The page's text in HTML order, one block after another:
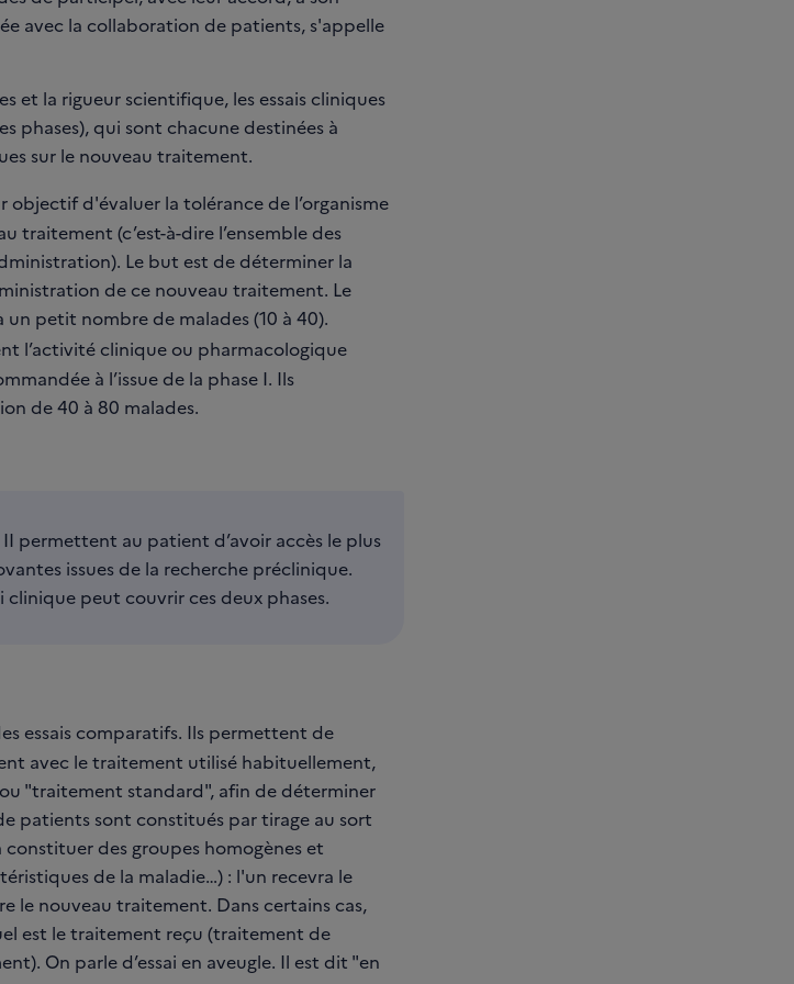
n
r
avec la collaboration de patients, s'appelle
et la rigueur scientifique, les essais cliniques
phases), qui sont chacune destinées à
sur le nouveau traitement.
objectif d'évaluer la tolérance de l’organisme
traitement (c’est-à-dire l’ensemble des
Le but est de déterminer la
de ce nouveau traitement. Le
petit nombre de malades (10 à 40).
l’activité clinique ou pharmacologique
à l’issue de la phase I. Ils
de 40 à 80 malades.
II permettent au patient d’avoir accès le plus
issues de la recherche préclinique.
clinique peut couvrir ces deux phases.
essais comparatifs. Ils permettent de
avec le traitement utilisé habituellement,
"traitement standard", afin de déterminer
patients sont constitués par tirage au sort
des groupes homogènes et
de la maladie…) : l'un recevra le
le nouveau traitement. Dans certains cas,
est le traitement reçu (traitement de
On parle d’essai en aveugle. Il est dit "en